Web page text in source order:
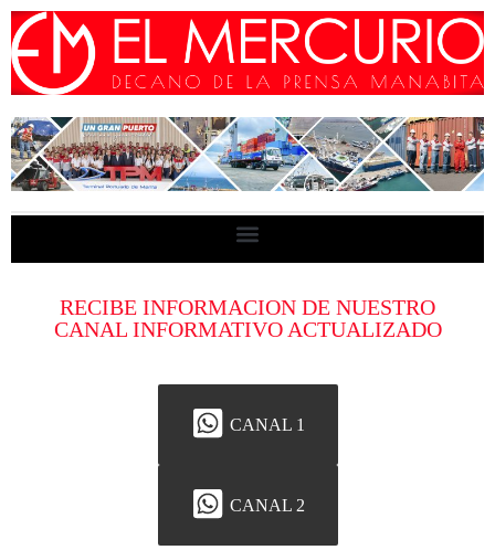
RECIBE INFORMACION DE NUESTRO
CANAL INFORMATIVO ACTUALIZADO
CANAL 1
CANAL 2